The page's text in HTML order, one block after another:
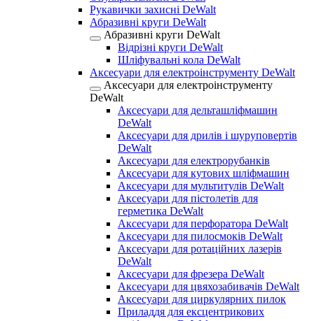
Рукавички захисні DeWalt
Абразивні круги DeWalt
Абразивні круги DeWalt
Відрізні круги DeWalt
Шліфувальні кола DeWalt
Аксесуари для електроінструменту DeWalt
Аксесуари для електроінструменту
DeWalt
Аксесуари для дельташліфмашин
DeWalt
Аксесуари для дрилів і шуруповертів
DeWalt
Аксесуари для електрорубанків
Аксесуари для кутових шліфмашин
Аксесуари для мультитулів DeWalt
Аксесуари для пістолетів для
герметика DeWalt
Аксесуари для перфоратора DeWalt
Аксесуари для пилосмоків DeWalt
Аксесуари для ротаційних лазерів
DeWalt
Аксесуари для фрезера DeWalt
Аксесуари для цвяхозабивачів DeWalt
Аксесуари для циркулярних пилок
Приладдя для ексцентрикових